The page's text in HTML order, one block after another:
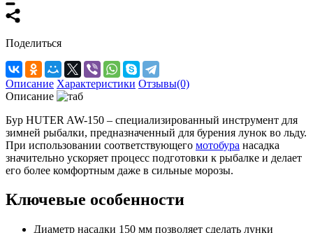
Поделиться
Описание Характеристики Отзывы(0)
Описание
Бур HUTER AW-150 – специализированный инструмент для
зимней рыбалки, предназначенный для бурения лунок во льду.
При использовании соответствующего мотобура насадка
значительно ускоряет процесс подготовки к рыбалке и делает
его более комфортным даже в сильные морозы.
Ключевые особенности
Диаметр насадки 150 мм позволяет сделать лунки